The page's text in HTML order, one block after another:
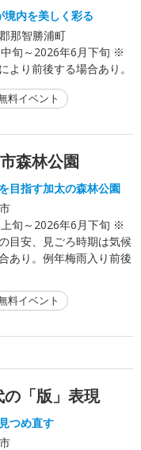
内を美しく彩る
那智勝浦町
旬～2026年6月下旬 ※
より前後する場合あり。
料イベント
森林公園
目指す加太の森林公園
旬～2026年6月下旬 ※
目安、見ごろ時期は気候
あり。例年梅雨入り前後
料イベント
「版」表現
つめ直す